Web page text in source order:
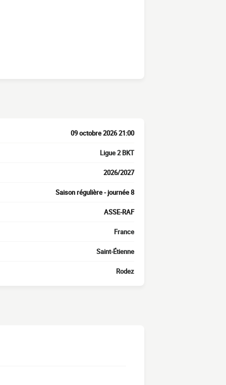
09 octobre 2026 21:00
Ligue 2 BKT
2026/2027
Saison régulière - journée 8
ASSE-RAF
France
Saint-Étienne
Rodez